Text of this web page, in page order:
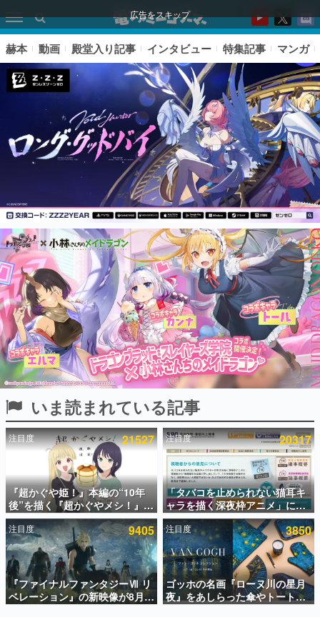
広告をスキップ
ピックアップ
電ファミのいま読まれている記事ランキング
アプリセール情報
インタビュー
連載・特集一覧
殿堂入り記事
SNS拡散数が数千以上！ ページビュー数万以上！ などな
ど。多くの人々に読まれた、電ファミ渾身の“殿堂入り”記
事をまとめました。
ゲームの企画書
名作ゲームクリエイターの方々に製作時のエピソードをお
聞きし、ヒットする企画（ゲーム）とは何か？を探ってい
きます。
赫本
この物語を解いてはいけない。『赫本』は、〈試験問題〉
の形をした短編ホラー小説集です。
新世代に訊く
これからのデジタルゲーム市場を担う若きクリエイター達
の姿を追い、彼らのルーツと情熱を探っていきます。
赫本 動画 殿堂入り記事 インタビュー 特集記事 マンガ
いま読まれている記事
注目度 21527
『超かぐや姫！』本編の“10年
後”を描く『超かぐやメシ！』
Web連載決定。新たなWebマン
ガレーベル「ビビビコミック」
にて特別話が掲載スタート、あ
のお話には…まだ続きがある！
注目度 20317
「タバコを止められない猫耳キ
ャラを描く深夜枠アニメ」に視
聴者の一部から批判意見。違法
薬物の使用と思しき描写も含め
て、BPOが議論を交わす
注目度 9405
『ファイナルファンタジーⅦ リ
ベレーション』の新映像が8月
26日早朝に公開へ。『FF7』リ
注目度 3850
ゴッホの名画『ローヌ川の星月
夜』をあしらった傘やトートバ
ッグなどが登場。8月7日21時よ